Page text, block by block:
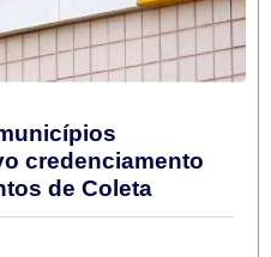
credenciamento
de Coleta